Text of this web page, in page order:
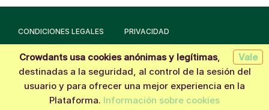
CONDICIONES LEGALES PRIVACIDAD
Hecho con la tecnología deCrowdants © 2026
Vale
Crowdants usa cookies anónimas y legítimas,
destinadas a la seguridad, al control de la sesión del
usuario y para ofrecer una mejor experiencia en la
Plataforma. Información sobre cookies